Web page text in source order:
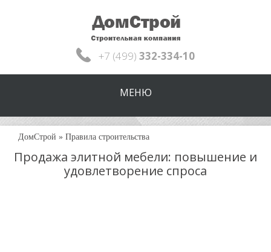
+7 (499) 332-334-10
МЕНЮ
ДомСтрой » Правила строительства
Продажа элитной мебели: повышение и
удовлетворение спроса